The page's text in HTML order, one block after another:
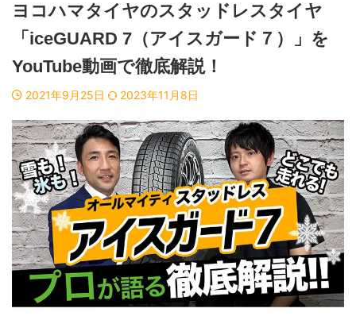
ヨコハマタイヤのスタッドレスタイヤ
「iceGUARD 7（アイスガード７）」を
YouTube動画で徹底解説！
2021年9月25日 2023年11月8日